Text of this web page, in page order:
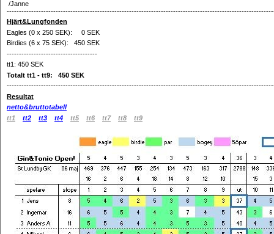
/Janne
Hjärt&Lungfonden
Eagles (0 x 250 SEK): 0 SEK
Birdies (6 x 75 SEK): 450 SEK
-------------------------------------
tt1: 450 SEK
Totalt tt1 - tt9: 450 SEK
Resultat
netto&bruttotabell
tt1
tt2 tt3 tt4 tt5 tt6 tt7 tt8 tt9